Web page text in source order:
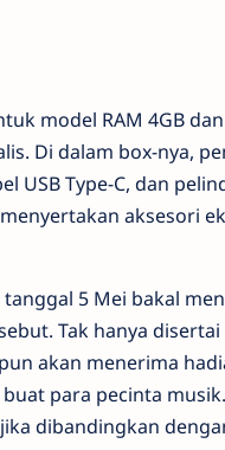
model RAM 4GB
Di dalam box-nya,
USB Type-C, dan
aksesori
5 Mei bakal
Tak hanya disertai
akan menerima
para pecinta
dibandingkan